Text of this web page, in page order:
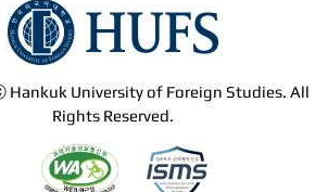
Hankuk University of Foreign Studies. All
Rights Reserved.